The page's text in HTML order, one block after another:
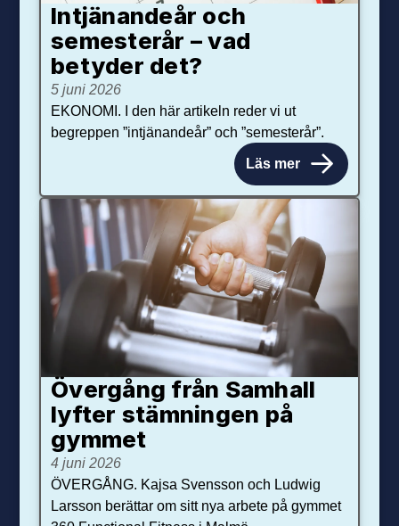
Intjänandeår och
semesterår – vad
betyder det?
5 juni 2026
EKONOMI. I den här artikeln reder vi ut
begreppen ”intjänandeår” och ”semesterår”.
Läs mer
Övergång från Samhall
lyfter stämningen på
gymmet
4 juni 2026
ÖVERGÅNG. Kajsa Svensson och Ludwig
Larsson berättar om sitt nya arbete på gymmet